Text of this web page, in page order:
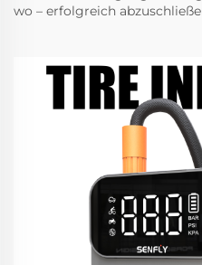
wo – erfolgreich